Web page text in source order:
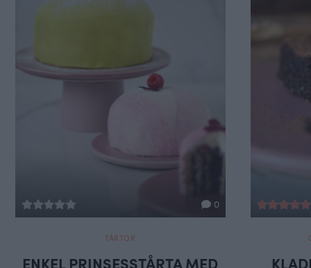
0
TÅRTOR
ENKEL PRINSESSTÅRTA MED